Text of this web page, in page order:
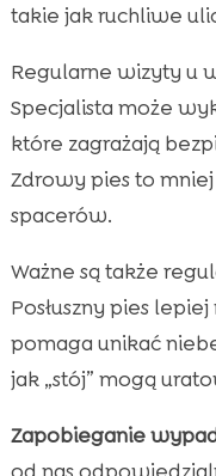
takie jak ruchliwe
Regularne wizyty u
Specjalista może
które zagrażają
Zdrowy pies to
spacerów.
Ważne są także
Posłuszny pies
pomaga unikać
jak „stój” mogą
Zapobieganie